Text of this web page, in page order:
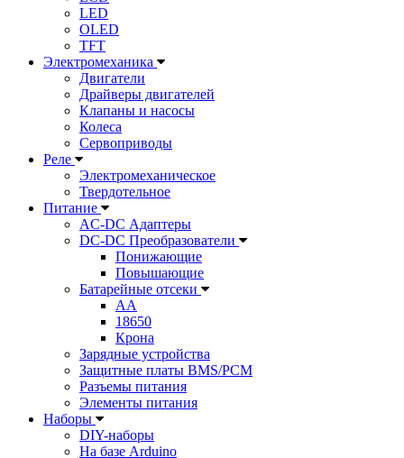
LED
OLED
TFT
Электромеханика
Двигатели
Драйверы двигателей
Клапаны и насосы
Колеса
Сервоприводы
Реле
Электромеханическое
Твердотельное
Питание
AC-DC Адаптеры
DC-DC Преобразователи
Понижающие
Повышающие
Батарейные отсеки
AA
18650
Крона
Зарядные устройства
Защитные платы BMS/PCM
Разъемы питания
Элементы питания
Наборы
DIY-наборы
На базе Arduino